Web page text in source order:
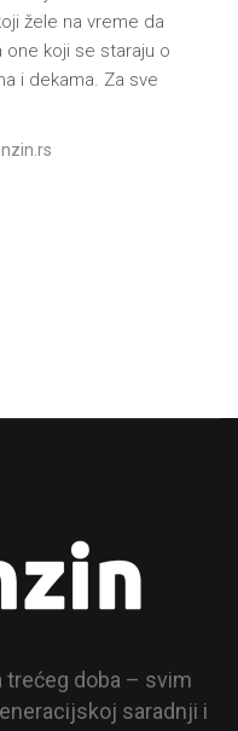
žele na vreme da
koji se staraju o
i dekama. Za sve
doba – svim
saradnji i